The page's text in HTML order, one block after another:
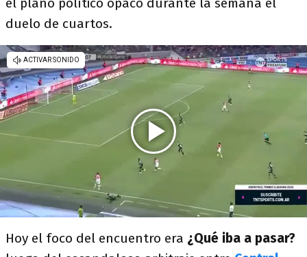
duelo de cuartos.
Hoy el foco del encuentro era ¿Qué iba a pasar?